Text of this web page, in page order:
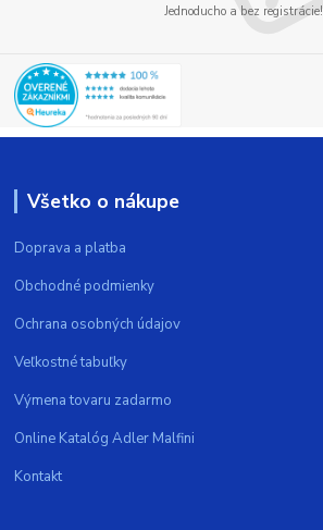
Jednoducho a bez registrácie!
Všetko o nákupe
Doprava a platba
Obchodné podmienky
Ochrana osobných údajov
Veľkostné tabuľky
Výmena tovaru zadarmo
Online Katalóg Adler Malfini
Kontakt